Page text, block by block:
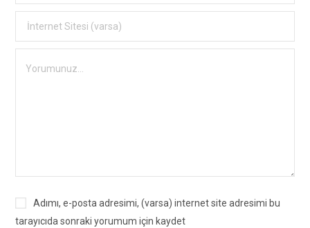
Adımı, e-posta adresimi, (varsa) internet site adresimi bu
tarayıcıda sonraki yorumum için kaydet